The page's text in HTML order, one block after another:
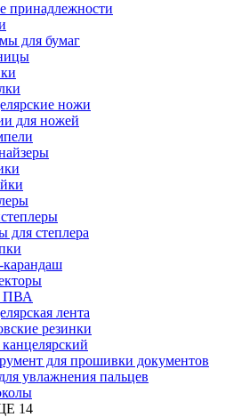
принадлежности
для бумаг
ножи
для ножей
для степлера
ПВА
лента
резинки
для прошивки документов
увлажнения пальцев
14